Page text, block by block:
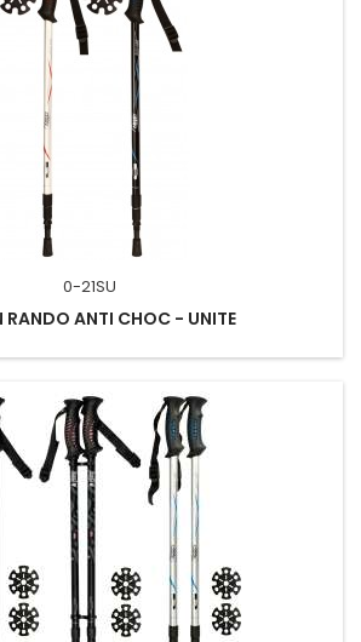
0-21SU
RANDO ANTI CHOC - UNITE